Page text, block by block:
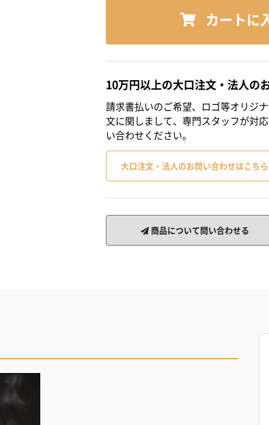
カートに
10万円以上の大口注文・法人の
請求書払いのご希望、ロゴ等オリジ
文に関しまして、専門スタッフが対
い合わせください。
大口注文・法人のお問い合わせはこちら
商品について問い合わせる